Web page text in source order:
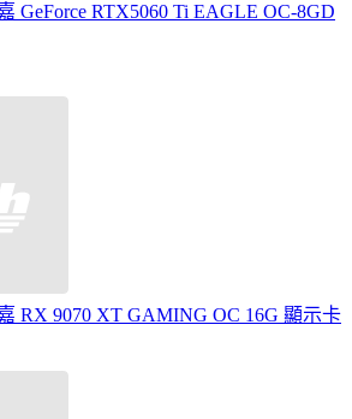
GeForce RTX5060 Ti EAGLE OC-8GD
RX 9070 XT GAMING OC 16G 顯示卡